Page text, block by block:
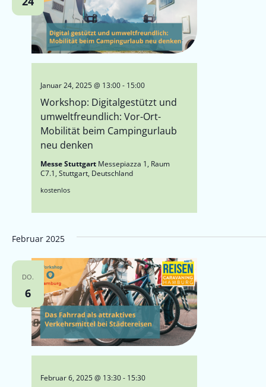
Workshop: Digitalgestützt und
umweltfreundlich: Vor-Ort-
Mobilität beim Campingurlaub
neu denken
Januar 24, 2025 @ 13:00- 15:00
Messe Stuttgart Messepiazza 1, Raum
C7.1, Stuttgart, Deutschland
kostenlos
Februar 2025
DO.
6
Februar 6, 2025 @ 13:30- 15:30